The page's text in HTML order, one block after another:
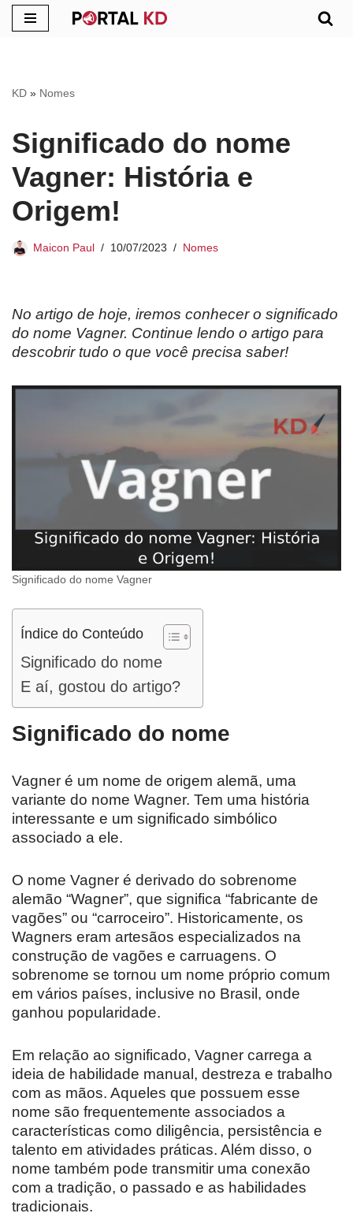
conteúdo
KD » Nomes
Significado do nome
Vagner: História e
Origem!
Maicon Paul 10/07/2023 Nomes
No artigo de hoje, iremos conhecer o significado
do nome Vagner. Continue lendo o artigo para
descobrir tudo o que você precisa saber!
Significado do nome Vagner
Índice do Conteúdo
Significado do nome
E aí, gostou do artigo?
Significado do nome
Vagner é um nome de origem alemã, uma
variante do nome Wagner. Tem uma história
interessante e um significado simbólico
associado a ele.
O nome Vagner é derivado do sobrenome
alemão “Wagner”, que significa “fabricante de
vagões” ou “carroceiro”. Historicamente, os
Wagners eram artesãos especializados na
construção de vagões e carruagens. O
sobrenome se tornou um nome próprio comum
em vários países, inclusive no Brasil, onde
ganhou popularidade.
Em relação ao significado, Vagner carrega a
ideia de habilidade manual, destreza e trabalho
com as mãos. Aqueles que possuem esse
nome são frequentemente associados a
características como diligência, persistência e
talento em atividades práticas. Além disso, o
nome também pode transmitir uma conexão
com a tradição, o passado e as habilidades
tradicionais.